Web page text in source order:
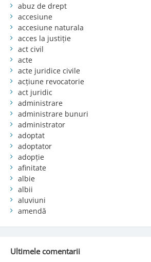
abuz de drept
accesiune
accesiune naturala
acces la justiție
act civil
acte
acte juridice civile
acțiune revocatorie
act juridic
administrare
administrare bunuri
administrator
adoptat
adoptator
adopție
afinitate
albie
albii
aluviuni
amendă
Ultimele comentarii